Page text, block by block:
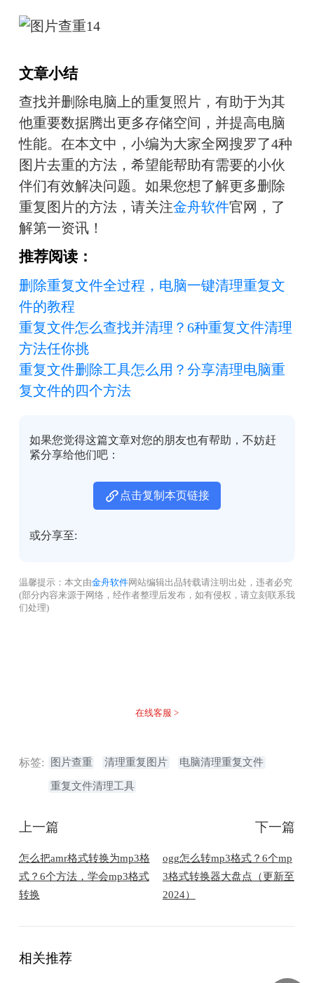
文章小结
查找并删除电脑上的重复照片，有助于为其
他重要数据腾出更多存储空间，并提高电脑
性能。在本文中，小编为大家全网搜罗了4种
图片去重的方法，希望能帮助有需要的小伙
伴们有效解决问题。如果您想了解更多删除
重复图片的方法，请关注金舟软件官网，了
解第一资讯！
推荐阅读：
删除重复文件全过程，电脑一键清理重复文
件的教程
重复文件怎么查找并清理？6种重复文件清理
方法任你挑
重复文件删除工具怎么用？分享清理电脑重
复文件的四个方法
如果您觉得这篇文章对您的朋友也有帮助，不妨赶
紧分享给他们吧：
点击复制本页链接
或分享至:
温馨提示：本文由金舟软件网站编辑出品转载请注明出处，违者必究
(部分内容来源于网络，经作者整理后发布，如有侵权，请立刻联系我
们处理)
在线客服 >
标签: 图片查重 清理重复图片 电脑清理重复文件
重复文件清理工具
上一篇
​怎么把amr格式转换为mp3格
式？6个方法，学会mp3格式
转换
下一篇
ogg怎么转mp3格式？6个mp
3格式转换器大盘点（更新至
2024）
相关推荐